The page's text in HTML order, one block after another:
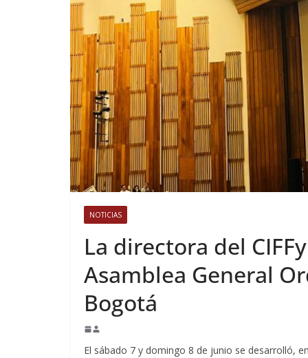
NOTICIAS
La directora del
Asamblea General
Bogotá
El sábado 7 y domingo 8 de junio se desarrolló,